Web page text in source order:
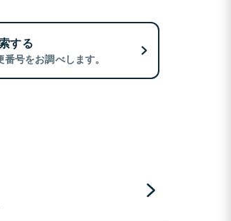
する
号をお調べします。